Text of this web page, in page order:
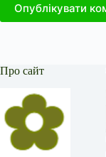
Опублікувати
Про сайт